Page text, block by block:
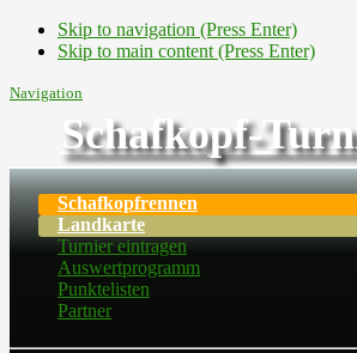
Skip to navigation (Press Enter)
Skip to main content (Press Enter)
Navigation
Schafkopf-
Schafkopfrennen
Landkarte
Turnier eintragen
Auswertprogramm
Punktelisten
Partner